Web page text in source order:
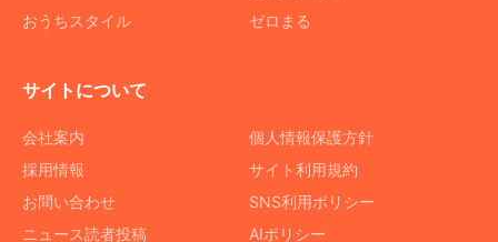
おうちスタイル
ゼロまる
サイトについて
会社案内
採用情報
お問い合わせ
ニュース読者投稿
個人情報保護方針
サイト利用規約
SNS利用ポリシー
AIポリシー